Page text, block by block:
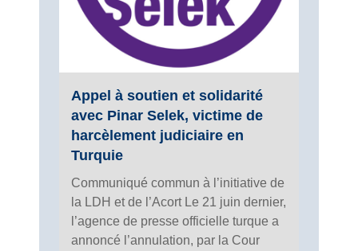
Appel à soutien et solidarité
avec Pinar Selek, victime de
harcèlement judiciaire en
Turquie
Communiqué commun à l’initiative de
la LDH et de l’Acort Le 21 juin dernier,
l’agence de presse officielle turque a
annoncé l’annulation, par la Cour